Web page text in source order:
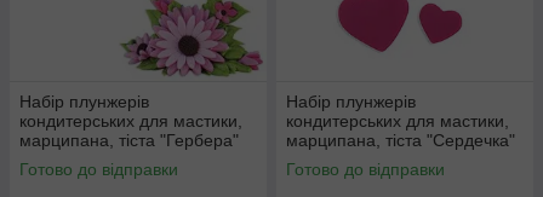
Набір плунжерів
кондитерських для мастики,
марципана, тіста "Гербера"
Готово до відправки
Набір плунжерів
кондитерських для мастики,
марципана, тіста "Сердечка"
маленькі
Готово до відправки